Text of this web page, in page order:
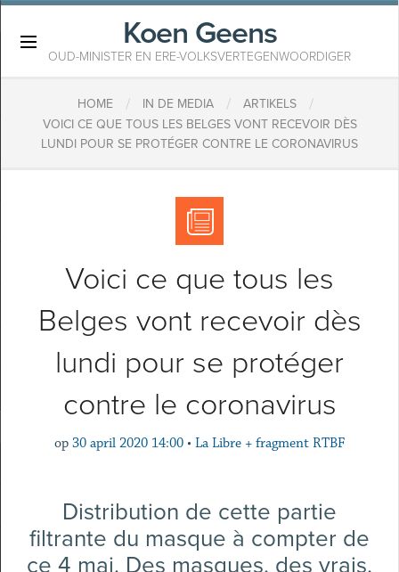
Koen Geens
OUD-MINISTER EN ERE-VOLKSVERTEGENWOORDIGER
HOME / IN DE MEDIA / ARTIKELS /
VOICI CE QUE TOUS LES BELGES VONT RECEVOIR DÈS
LUNDI POUR SE PROTÉGER CONTRE LE CORONAVIRUS
Voici ce que tous les
Belges vont recevoir dès
lundi pour se protéger
contre le coronavirus
op 30 april 2020 14:00 • La Libre + fragment RTBF
Distribution de cette partie
filtrante du masque à compter de
ce 4 mai. Des masques, des vrais,